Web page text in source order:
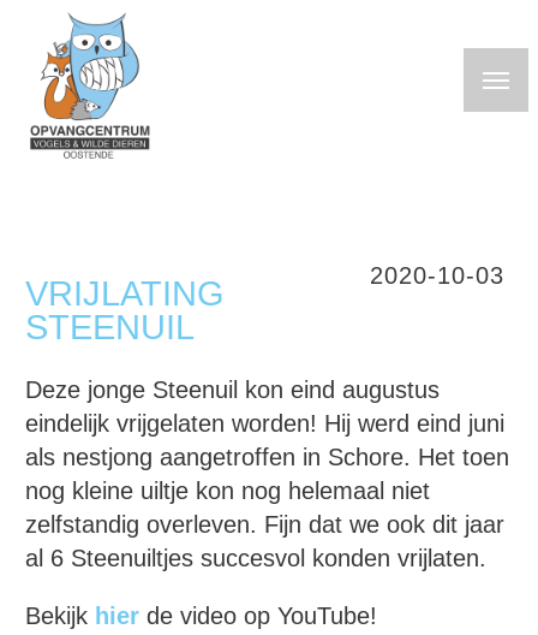
Overslaan
naar
inhoud
2020-10-03
VRIJLATING
STEENUIL
Deze jonge Steenuil kon eind augustus
eindelijk vrijgelaten worden! Hij werd eind juni
als nestjong aangetroffen in Schore. Het toen
nog kleine uiltje kon nog helemaal niet
zelfstandig overleven. Fijn dat we ook dit jaar
al 6 Steenuiltjes succesvol konden vrijlaten.
Bekijk hier de video op YouTube!